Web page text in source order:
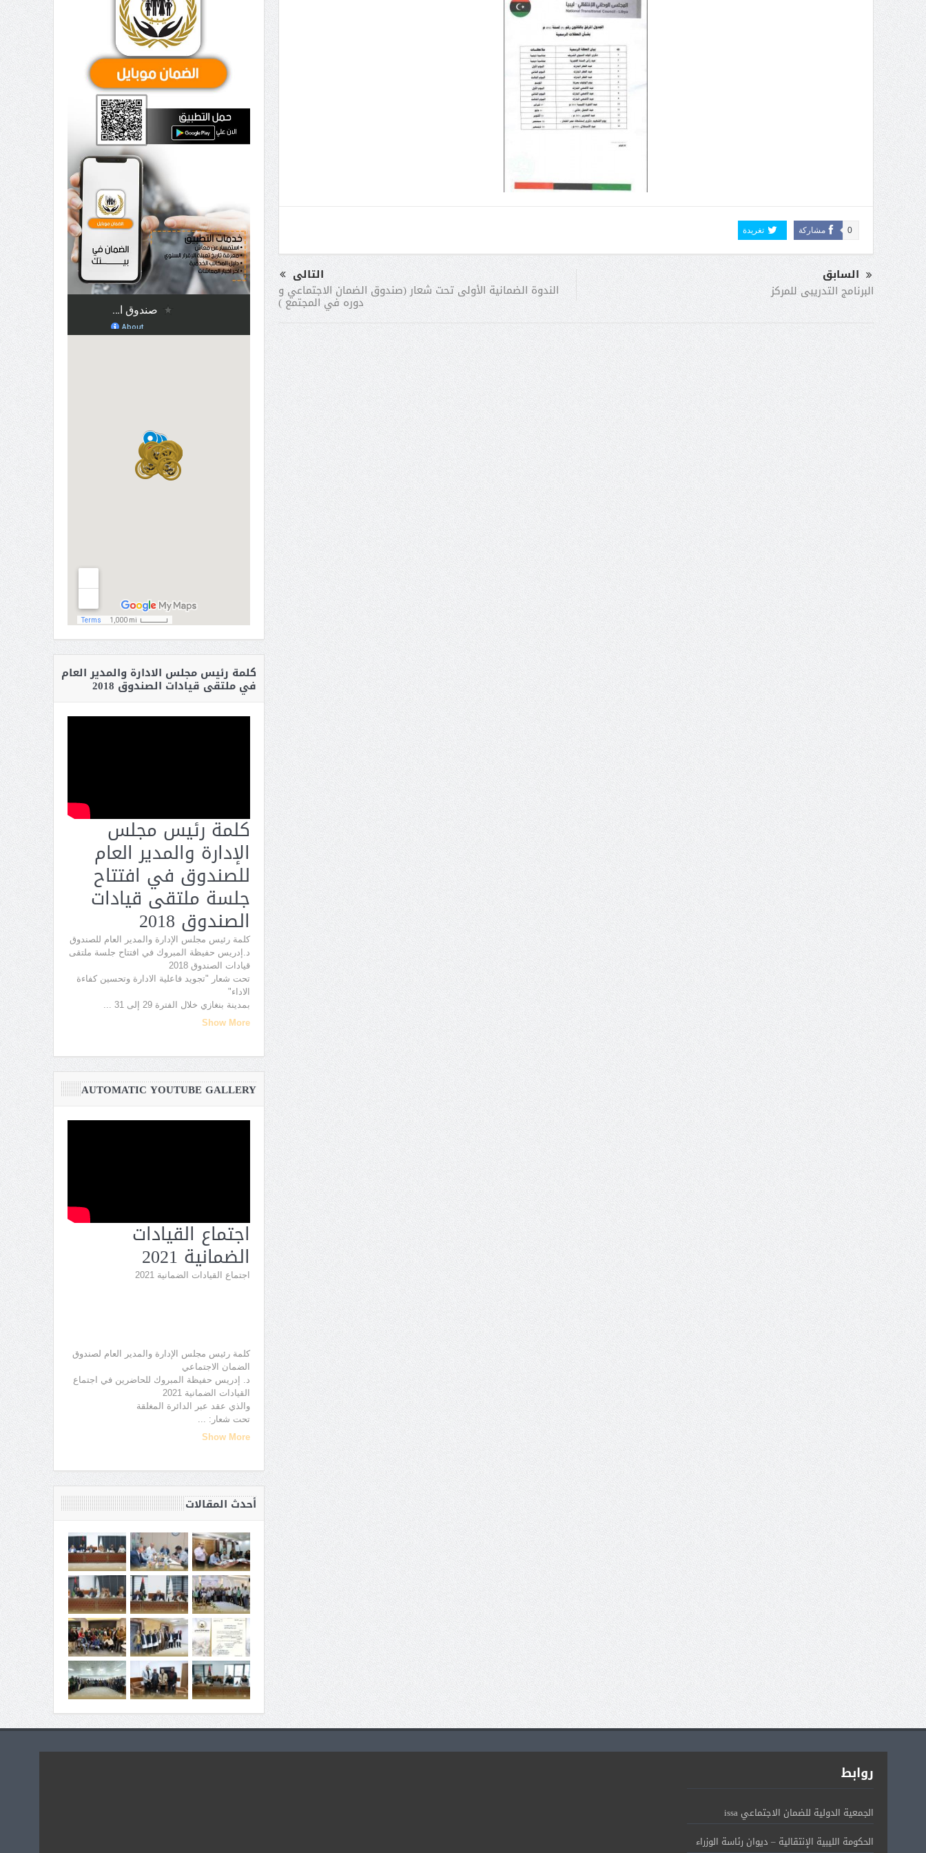
مشاركة 0 تغريدة
السابق
البرنامج التدريبى للمركز
التالى
الندوة الضمانية الأولى تحت شعار (صندوق الضمان الاجتماعي و
دوره في المجتمع )
كلمة رئيس مجلس الادارة والمدير العام
في ملتقى قيادات الصندوق 2018
كلمة رئيس مجلس
الإدارة والمدير العام
للصندوق في افتتاح
جلسة ملتقى قيادات
الصندوق 2018
كلمة رئيس مجلس الإدارة والمدير العام للصندوق
د.إدريس حفيظة المبروك في افتتاح جلسة ملتقى
قيادات الصندوق 2018
تحت شعار "تجويد فاعلية الادارة وتحسين كفاءة
الاداء"
بمدينة بنغازي خلال الفترة 29 إلى 31
...
Show More
AUTOMATIC YOUTUBE GALLERY
اجتماع القيادات
الضمانية 2021
اجتماع القيادات الضمانية 2021
كلمة رئيس مجلس الإدارة والمدير العام لصندوق
الضمان الاجتماعي
د. إدريس حفيظة المبروك للحاضرين في اجتماع
القيادات الضمانية 2021
والذي عقد عبر الدائرة المغلقة
تحت شعار: ...
Show More
أحدث المقالات
روابط
الجمعية الدولية للضمان الاجتماعي issa
الحكومة الليبية الإنتقالية – ديوان رئاسة الوزراء